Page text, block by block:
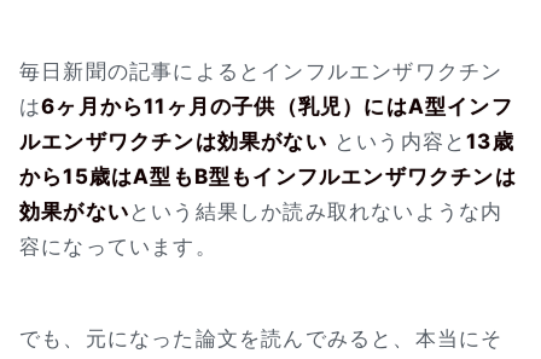
毎日新聞の記事によるとインフルエンザワクチン
は6ヶ月から11ヶ月の子供（乳児）にはA型インフ
ルエンザワクチンは効果がない という内容と13歳
から15歳はA型もB型もインフルエンザワクチンは
効果がない という結果しか読み取れないような内
容になっています。
でも、元になった論文を読んでみると、本当にそ